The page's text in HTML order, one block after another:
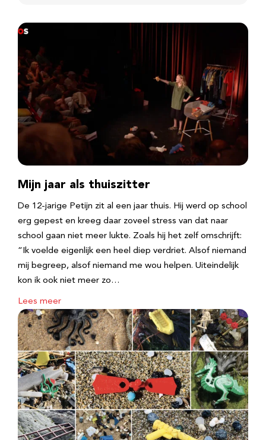
Mijn jaar als thuiszitter
De 12-jarige Petijn zit al een jaar thuis. Hij werd op school
erg gepest en kreeg daar zoveel stress van dat naar
school gaan niet meer lukte. Zoals hij het zelf omschrijft:
“Ik voelde eigenlijk een heel diep verdriet. Alsof niemand
mij begreep, alsof niemand me wou helpen. Uiteindelijk
kon ik ook niet meer zo…
Lees meer